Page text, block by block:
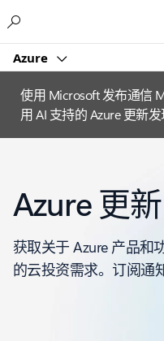
Azure
使用 Microsoft 发布通信
用 AI 支持的 Azure 更新发
Azure 更新
获取关于 Azure 产品和
的云投资需求。订阅通